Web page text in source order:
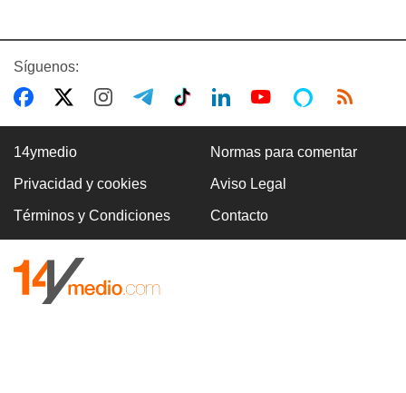
Síguenos:
14ymedio Normas para comentar
Privacidad y cookies Aviso Legal
Términos y Condiciones Contacto